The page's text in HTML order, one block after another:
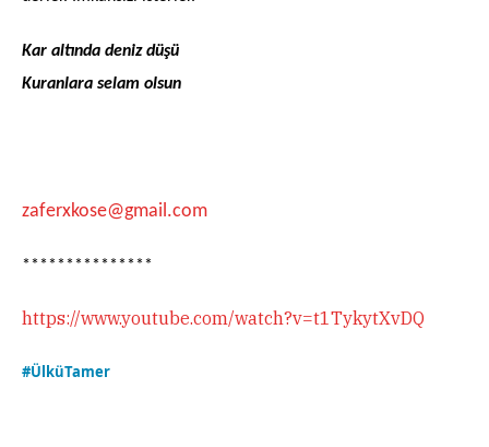
Kar altında deniz düşü
Kuranlara selam olsun
zaferxkose@gmail.com
***************
https://www.youtube.com/watch?v=t1TykytXvDQ
#ÜlküTamer